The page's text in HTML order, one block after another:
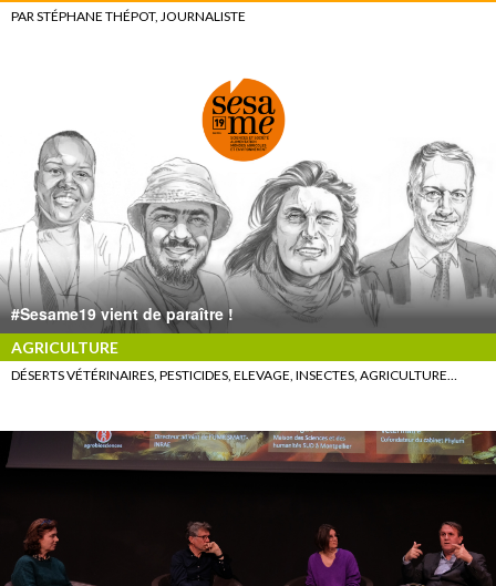
PAR STÉPHANE THÉPOT, JOURNALISTE
#Sesame19 vient de paraître !
AGRICULTURE
DÉSERTS VÉTÉRINAIRES, PESTICIDES, ELEVAGE, INSECTES, AGRICULTURE…